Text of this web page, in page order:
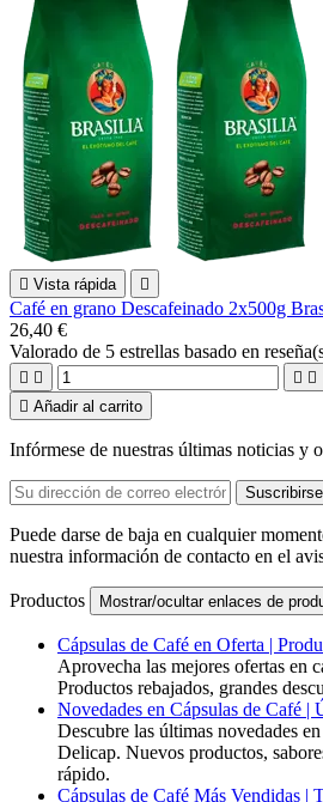
 Vista rápida 
Café en grano Descafeinado 2x500g
26,40 €
Valorado de 5 estrellas basado en
   
 Añadir al carrito
Infórmese de nuestras últimas noticias y
Puede darse de baja en cualquier
nuestra información de contacto en el
Productos Mostrar/ocultar enlaces de
Cápsulas de Café en Oferta |
Aprovecha las mejores ofertas en
Productos rebajados, grandes
Novedades en Cápsulas de Café |
Descubre las últimas novedades
Delicap. Nuevos productos,
rápido.
Cápsulas de Café Más Vendidas |